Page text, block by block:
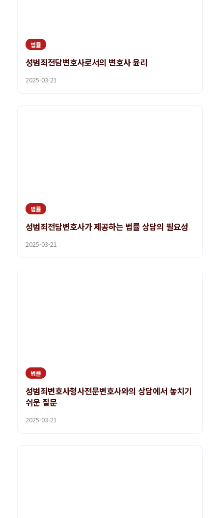
법률
성범죄전담변호사로서의 변호사 윤리
2025-03-21
법률
성범죄전담변호사가 제공하는 법률 상담의 필요성
2025-03-21
법률
성범죄변호사형사전문변호사와의 상담에서 놓치기
쉬운 질문
2025-03-21